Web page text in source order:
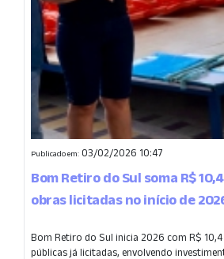
Publicado em: 03/02/2026 10:47
Bom Retiro do Sul soma R$
obras licitadas no início de
Bom Retiro do Sul inicia 2026 com R$
públicas já licitadas, envolvendo